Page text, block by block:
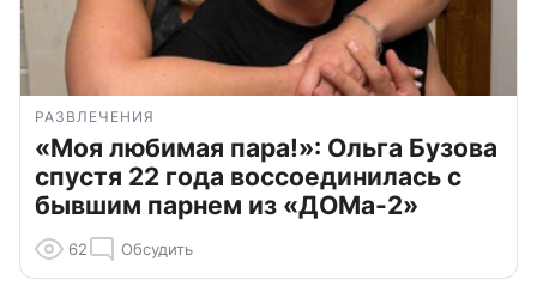
РАЗВЛЕЧЕНИЯ
«Моя любимая пара!»: Ольга Бузова
спустя 22 года воссоединилась с
бывшим парнем из «ДОМа-2»
62 Обсудить